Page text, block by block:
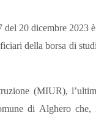
20 dicembre 2023
della borsa di
(MIUR),
di Alghero